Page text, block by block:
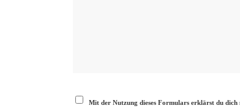
Mit der Nutzung dieses Formulars erklärst du dich